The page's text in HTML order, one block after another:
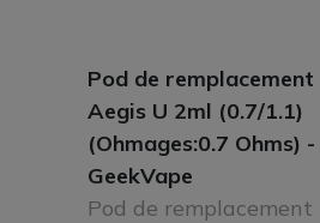
Pod de remplacement
Aegis U 2ml (0.7/1.1)
(Ohmages:0.7 Ohms) -
GeekVape
Pod de remplacement